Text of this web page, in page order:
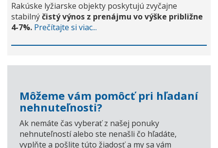
Rakúske lyžiarske objekty poskytujú zvyčajne
stabilnýčistý výnos z prenájmu vo výške približne
4-7%. Prečítajte si viac...
Môžeme vám pomôcť pri hľadaní
nehnuteľnosti?
Ak nemáte čas vyberať z našej ponuky
nehnuteľností alebo ste nenašli čo hľadáte,
vyplňte a pošlite túto žiadosť a my sa vám